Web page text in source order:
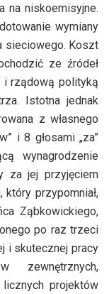
na niskoemisyjne.
wymiany
sieciowego. Koszt
ze źródeł
i rządową polityką
Istotna jednak
z własnego
i 8 głosami „za”
wynagrodzenie
za jej przyjęciem
który przypomniał,
Ząbkowickiego,
po raz trzeci
i skutecznej pracy
zewnętrznych,
projektów